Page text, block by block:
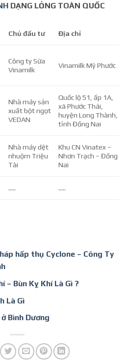
DẠNG LỎNG TOÀN QUỐC
Chủ đầu tư Địa chỉ
Công ty Sữa
Vinamilk
Vinamilk Mỹ Phước
Nhà máy sản
xuất bột ngọt
VEDAN
Quốc lộ 51, ấp 1A,
xã Phước Thái,
huyện Long Thành,
tỉnh Đồng Nai
Nhà máy dệt
nhuộm Triệu
Tài
Khu CN Vinatex –
Nhơn Trạch – Đồng
Nai
….. …..
hấp thụ Cyclone – Công Ty
– Bùn Kỵ Khí Là Gì ?
Là Gì
Bình Dương